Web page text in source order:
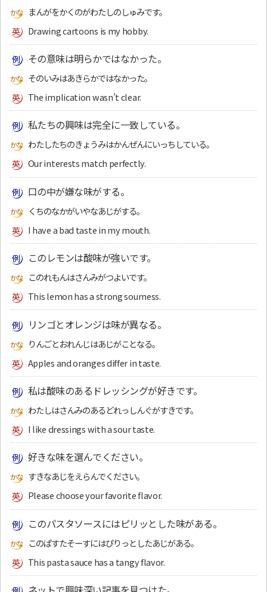
まんがをかくのがわたしのしゅみです。
Drawing cartoons is my hobby.
その意味は明らかではなかった。
そのいみはあきらかではなかった。
The implication wasn’t clear.
私たちの興味は完全に一致している。
わたしたちのきょうみはかんぜんにいっちしている。
Our interests match perfectly.
口の中が嫌な味がする。
くちのなかがいやなあじがする。
I have a bad taste in my mouth.
このレモンは酸味が強いです。
このれもんはさんみがつよいです。
This lemon has a strong sourness.
リンゴとオレンジは味が異なる。
りんごとおれんじはあじがことなる。
Apples and oranges differ in taste.
私は酸味のあるドレッシングが好きです。
わたしはさんみのあるどれっしんぐがすきです。
I like dressings with a sour taste.
好きな味を選んでください。
すきなあじをえらんでください。
Please choose your favorite flavor.
このパスタソースにはピリッとした味がある。
このぱすたそーすにはぴりっとしたあじがある。
This pasta sauce has a tangy flavor.